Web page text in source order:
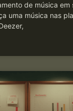
de música em
uma música nas